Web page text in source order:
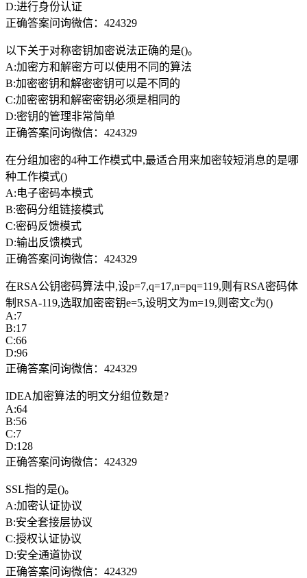
D:进行身份认证
正确答案问询微信：424329
以下关于对称密钥加密说法正确的是()。
A:加密方和解密方可以使用不同的算法
B:加密密钥和解密密钥可以是不同的
C:加密密钥和解密密钥必须是相同的
D:密钥的管理非常简单
正确答案问询微信：424329
在分组加密的4种工作模式中,最适合用来加密较短消息的是哪
种工作模式()
A:电子密码本模式
B:密码分组链接模式
C:密码反馈模式
D:输出反馈模式
正确答案问询微信：424329
在RSA公钥密码算法中,设p=7,q=17,n=pq=119,则有RSA密码体
制RSA-119,选取加密密钥e=5,设明文为m=19,则密文c为()
A:7
B:17
C:66
D:96
正确答案问询微信：424329
IDEA加密算法的明文分组位数是?
A:64
B:56
C:7
D:128
正确答案问询微信：424329
SSL指的是()。
A:加密认证协议
B:安全套接层协议
C:授权认证协议
D:安全通道协议
正确答案问询微信：424329